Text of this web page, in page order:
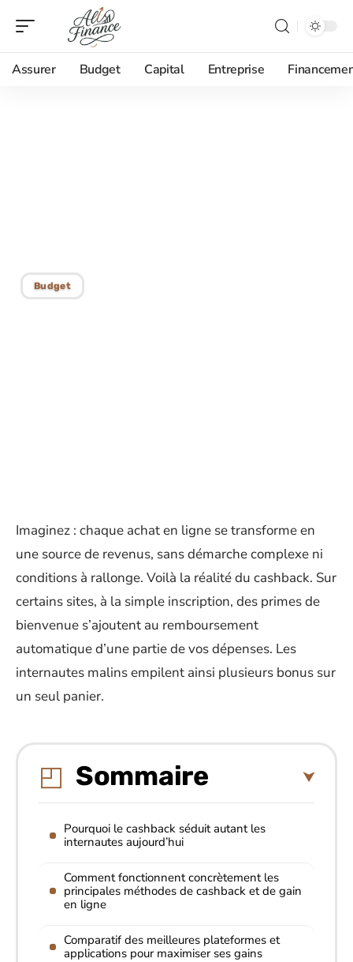
Assurer Budget Capital Entreprise
Budget
Imaginez : chaque achat en ligne se transforme en
une source de revenus, sans démarche complexe ni
conditions à rallonge. Voilà la réalité du cashback. Sur
certains sites, à la simple inscription, des primes de
bienvenue s’ajoutent au remboursement
automatique d’une partie de vos dépenses. Les
internautes malins empilent ainsi plusieurs bonus sur
un seul panier.
Sommaire
Pourquoi le cashback séduit autant les
internautes aujourd’hui
Comment fonctionnent concrètement les
principales méthodes de cashback et de gain
en ligne
Comparatif des meilleures plateformes et
applications pour maximiser ses gains